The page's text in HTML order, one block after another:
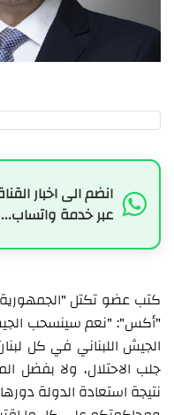
انضم الى اخبار
عبر خدمة واتساب...
كتب عضو تكتل
"أكس": "نعم سينسحب
الجيش اللبناني في كل
جلب الاحتلال، ولا بفضل
نتيجة استعادة الدولة